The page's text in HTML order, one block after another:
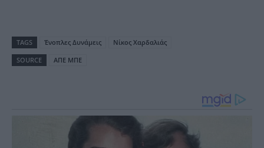
TAGS Ένοπλες Δυνάμεις
Νίκος Χαρδαλιάς
SOURCE
ΑΠΕ ΜΠΕ